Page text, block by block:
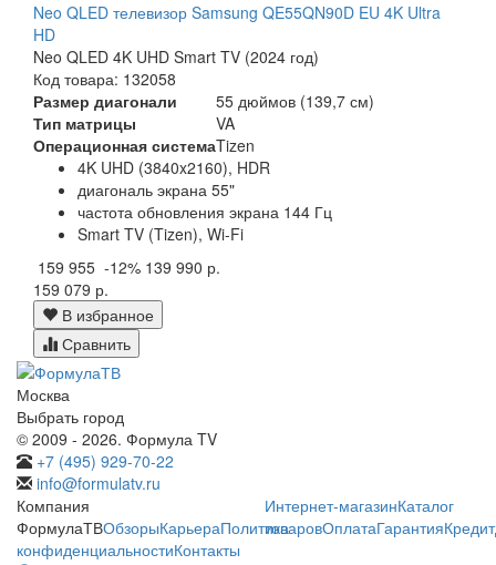
Neo QLED телевизор Samsung QE55QN90D EU 4K Ultra
HD
Neo QLED 4K UHD Smart TV (2024 год)
Код товара: 132058
Размер диагонали
55 дюймов (139,7 см)
Тип матрицы
VA
Операционная системаTizen
4K UHD (3840x2160), HDR
диагональ экрана 55"
частота обновления экрана 144 Гц
Smart TV (Tizen), Wi-Fi
159 955 -12% 139 990 р.
159 079 р.
В избранное
Сравнить
Москва
Выбрать город
© 2009 - 2026. Формула TV
+7 (495) 929-70-22
info@formulatv.ru
Компания
ФормулаТВОбзорыКарьераПолитика
конфиденциальностиКонтакты
Интернет-магазинКаталог
товаровОплатаГарантияКредит